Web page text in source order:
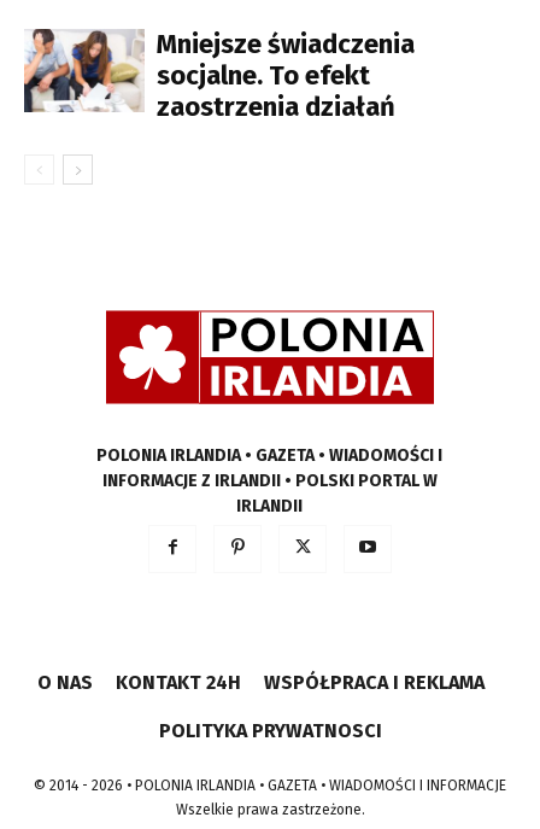
Mniejsze świadczenia
socjalne. To efekt
zaostrzenia działań
POLONIA IRLANDIA • GAZETA • WIADOMOŚCI I
INFORMACJE Z IRLANDII • POLSKI PORTAL W
IRLANDII
O NAS KONTAKT 24H WSPÓŁPRACA I REKLAMA
POLITYKA PRYWATNOSCI
© 2014 - 2026 • POLONIA IRLANDIA • GAZETA • WIADOMOŚCI I INFORMACJE
Wszelkie prawa zastrzeżone.